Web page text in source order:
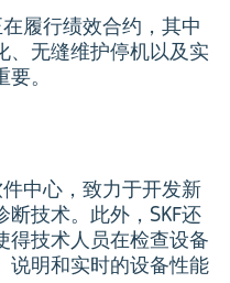
履行绩效合约，其中
、无缝维护停机以及实
。
中心，致力于开发新
技术。此外，SKF还
得技术人员在检查设备
说明和实时的设备性能